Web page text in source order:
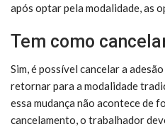
após optar pela modalidade, as
Tem como
Sim, é possível cancelar a
retornar para a modalidade
essa mudança não acontece de
cancelamento, o trabalhador